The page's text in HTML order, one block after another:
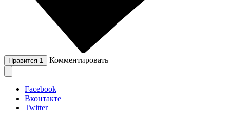
Нравится 1 Комментировать
Facebook
Вконтакте
Twitter